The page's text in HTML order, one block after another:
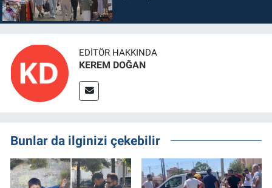
EDITÖR HAKKINDA
KEREM DOĞAN
Bunlar da ilginizi çekebilir